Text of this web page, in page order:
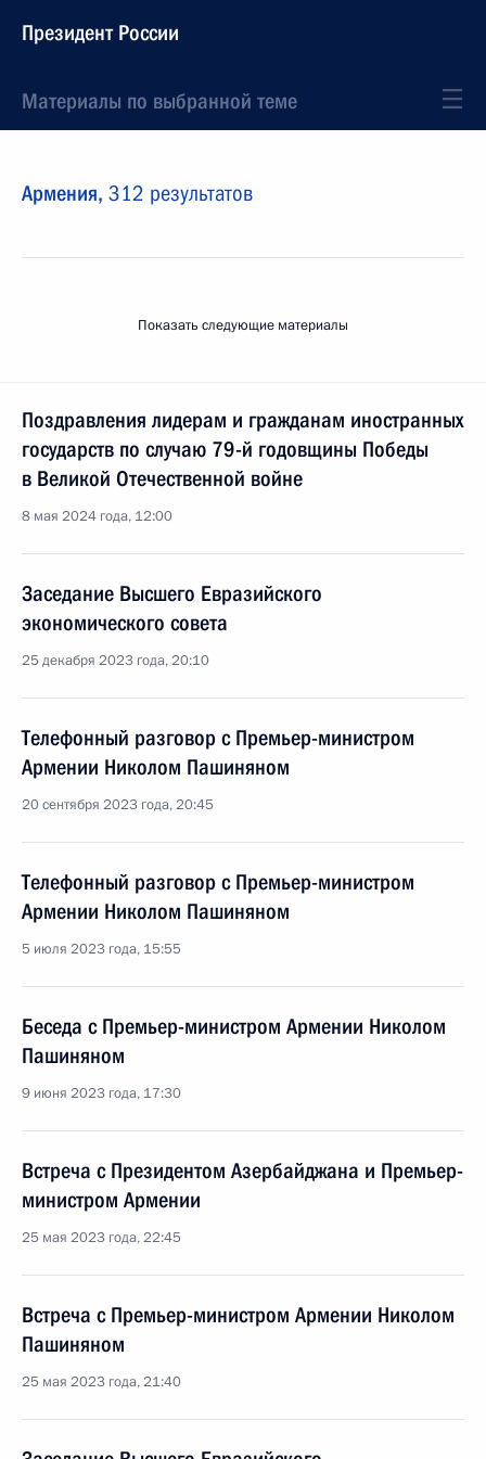
Президент России
Материалы по выбранной теме
Армения, 312 результатов
Показать следующие материалы
Поздравления лидерам и гражданам иностранных
государств по случаю 79-й годовщины Победы
в Великой Отечественной войне
8 мая 2024 года, 12:00
Заседание Высшего Евразийского
экономического совета
25 декабря 2023 года, 20:10
Телефонный разговор с Премьер-министром
Армении Николом Пашиняном
20 сентября 2023 года, 20:45
Телефонный разговор с Премьер-министром
Армении Николом Пашиняном
5 июля 2023 года, 15:55
Беседа с Премьер-министром Армении Николом
Пашиняном
9 июня 2023 года, 17:30
Встреча с Президентом Азербайджана и Премьер-
министром Армении
25 мая 2023 года, 22:45
Встреча с Премьер-министром Армении Николом
Пашиняном
25 мая 2023 года, 21:40